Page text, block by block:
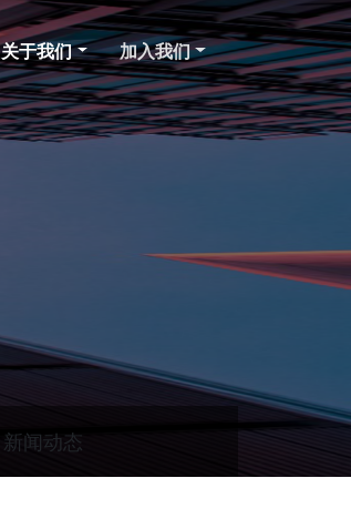
关于我们 加入我们
新闻动态